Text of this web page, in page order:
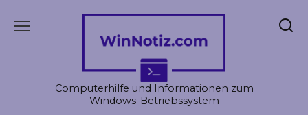
Computerhilfe und Informationen zum
Windows-Betriebssystem